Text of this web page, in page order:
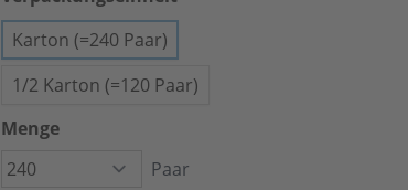
Karton (=240 Paar)
1/2 Karton (=120 Paar)
Menge
Paar